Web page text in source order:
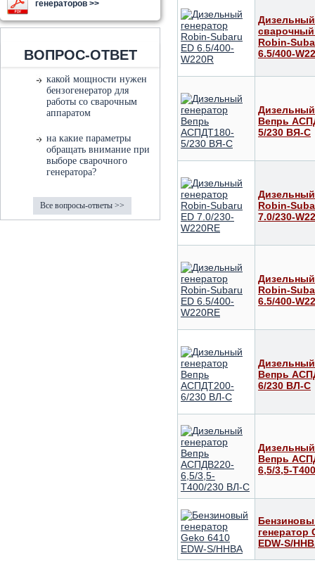
генераторов >>
ВОПРОС-ОТВЕТ
какой мощности нужен
бензогенератор для
работы со сварочным
аппаратом
на какие параметры
обращать внимание при
выборе сварочного
генератора?
Все вопросы-ответы >>
Дизельный
сварочный
Robin-
6.5/400-
Дизельный
Вепрь
5/230 ВЯ-С
Дизельный
Robin-
7.0/230-
Дизельный
Robin-
6.5/400-
Дизельный
Вепрь
6/230 ВЛ-С
Дизельный
Вепрь
6,5/3,5-
генератор
EDW-S/